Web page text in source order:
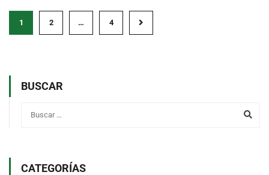
1 2 … 4
BUSCAR
CATEGORÍAS